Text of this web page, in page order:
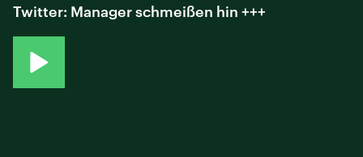
Twitter: Manager schmeißen hin +++